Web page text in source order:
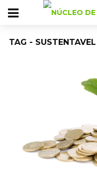
TAG - SUSTENTAVEL